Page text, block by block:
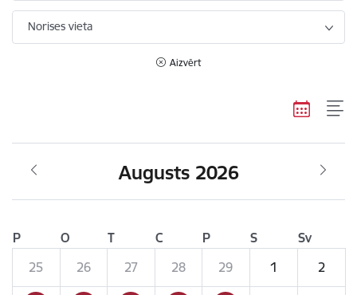
Norises vieta
Aizvērt
Augusts 2026
P O T C P S
Sv
25
26 27 28 29 1 2